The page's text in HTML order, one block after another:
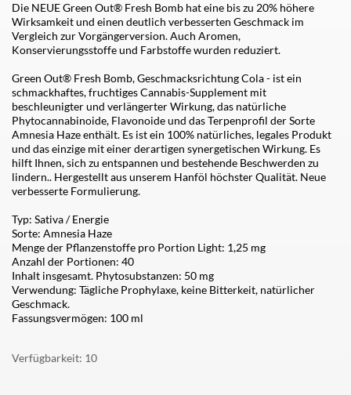
Die NEUE Green Out® Fresh Bomb hat eine bis zu 20% höhere
Wirksamkeit und einen deutlich verbesserten Geschmack im
Vergleich zur Vorgängerversion. Auch Aromen,
Konservierungsstoffe und Farbstoffe wurden reduziert.
Green Out® Fresh Bomb, Geschmacksrichtung Cola - ist ein
schmackhaftes, fruchtiges Cannabis-Supplement mit
beschleunigter und verlängerter Wirkung, das natürliche
Phytocannabinoide, Flavonoide und das Terpenprofil der Sorte
Amnesia Haze enthält. Es ist ein 100% natürliches, legales Produkt
und das einzige mit einer derartigen synergetischen Wirkung. Es
hilft Ihnen, sich zu entspannen und bestehende Beschwerden zu
lindern.. Hergestellt aus unserem Hanföl höchster Qualität. Neue
verbesserte Formulierung.
Typ: Sativa / Energie
Sorte: Amnesia Haze
Menge der Pflanzenstoffe pro Portion Light: 1,25 mg
Anzahl der Portionen: 40
Inhalt insgesamt. Phytosubstanzen: 50 mg
Verwendung: Tägliche Prophylaxe, keine Bitterkeit, natürlicher
Geschmack.
Fassungsvermögen: 100 ml
Verfügbarkeit 10